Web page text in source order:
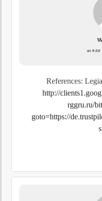
References:
http://
rggru.ru/
goto=https://